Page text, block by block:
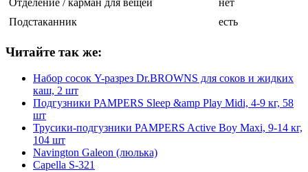
Подстаканник
есть
Читайте так же:
Набор сосок Y-разрез Dr.BROWNS для соков и жидких
каш, 2 шт
Подгузники PAMPERS Sleep &amp Play Midi, 4-9 кг, 58
шт
Трусики-подгузники PAMPERS Active Boy Maxi, 9-14 кг,
104 шт
Navington Galeon (люлька)
Capella S-321